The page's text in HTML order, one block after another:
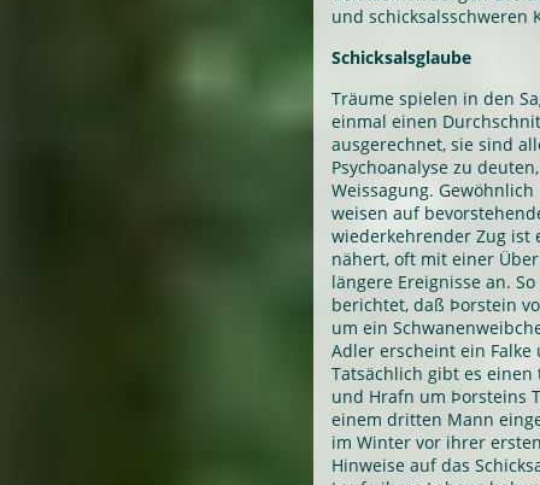
und schicksalsschweren
Schicksalsglaube
Träume spielen in den
einmal einen
ausgerechnet, sie sind
Psychoanalyse zu
Weissagung.
weisen auf
wiederkehrender Zug ist
nähert, oft mit einer
längere Ereignisse an.
berichtet, daß Þorstein
um ein
Adler erscheint ein
Tatsächlich gibt es
und Hrafn um Þorsteins
einem dritten Mann
im Winter vor ihrer
Hinweise auf das